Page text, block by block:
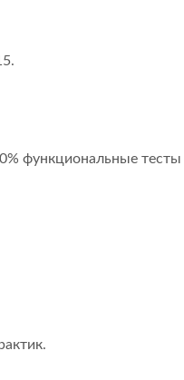
функциональные тесты